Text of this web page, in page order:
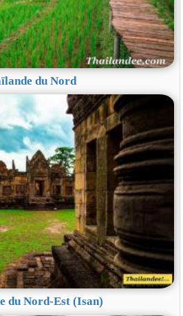
du Nord
du Nord-Est (Isan)